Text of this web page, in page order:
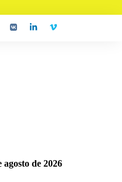
agosto de 2026